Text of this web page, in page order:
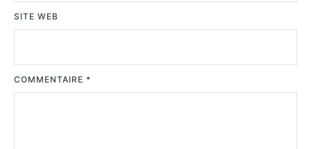
SITE WEB
COMMENTAIRE *